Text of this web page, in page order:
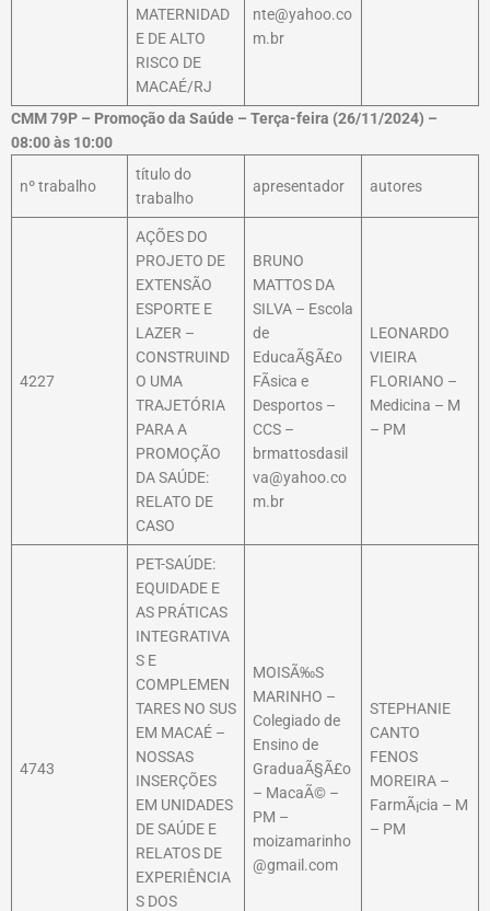
MATERNIDAD
E DE ALTO
RISCO DE
MACAÉ/RJ
nte@yahoo.co
m.br
CMM 79P – Promoção da Saúde – Terça-feira (26/11/2024) –
08:00 às 10:00
nº trabalho
título do
trabalho
apresentador autores
4227
AÇÕES DO
PROJETO DE
EXTENSÃO
ESPORTE E
LAZER –
CONSTRUIND
O UMA
TRAJETÓRIA
PARA A
PROMOÇÃO
DA SAÚDE:
RELATO DE
CASO
BRUNO
MATTOS DA
SILVA – Escola
de
EducaÃ§Ã£o
FÃ­sica e
Desportos –
CCS –
brmattosdasil
va@yahoo.co
m.br
LEONARDO
VIEIRA
FLORIANO –
Medicina – M
– PM
4743
PET-SAÚDE:
EQUIDADE E
AS PRÁTICAS
INTEGRATIVA
S E
COMPLEMEN
TARES NO SUS
EM MACAÉ –
NOSSAS
INSERÇÕES
EM UNIDADES
DE SAÚDE E
RELATOS DE
EXPERIÊNCIA
S DOS
MOISÃ‰S
MARINHO –
Colegiado de
Ensino de
GraduaÃ§Ã£o
– MacaÃ© –
PM –
moizamarinho
@gmail.com
STEPHANIE
CANTO
FENOS
MOREIRA –
FarmÃ¡cia – M
– PM